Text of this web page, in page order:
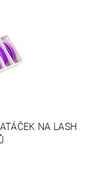
NA LASH